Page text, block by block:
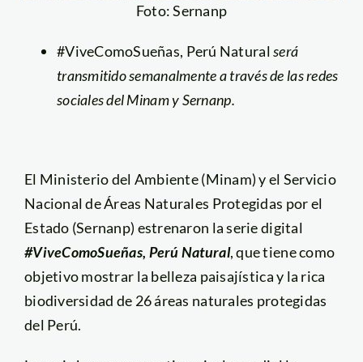
Foto: Sernanp
#ViveComoSueñas, Perú Naturalserá
transmitido semanalmente a través de las redes
sociales del Minam y Sernanp.
El Ministerio del Ambiente (Minam) y el Servicio
Nacional de Áreas Naturales Protegidas por el
Estado (Sernanp) estrenaron la serie digital
#ViveComoSueñas, Perú Natural, que tiene como
objetivo mostrar la belleza paisajística y la rica
biodiversidad de 26 áreas naturales protegidas
del Perú.